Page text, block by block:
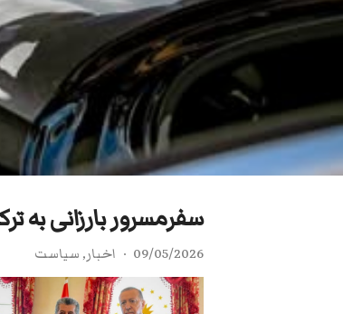
سفرمسرور بارزانی به
09/05/2026 اخبار, سیاست